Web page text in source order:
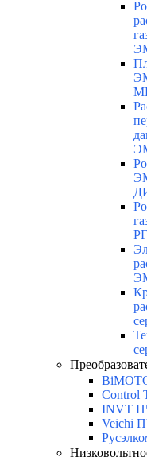
Control
INVT
Veichi